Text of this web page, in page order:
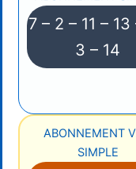
7 – 2 – 11 – 13
3 – 14
ABONNEMENT
SIMPLE